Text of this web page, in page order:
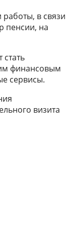
в связи
пенсии, на
финансовым
сервисы.
визита